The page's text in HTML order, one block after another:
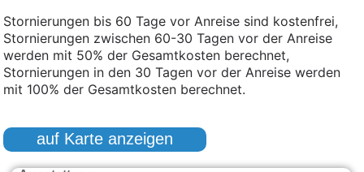
Stornierungen bis 60 Tage vor Anreise sind kostenfrei,
Stornierungen zwischen 60-30 Tagen vor der Anreise
werden mit 50% der Gesamtkosten berechnet,
Stornierungen in den 30 Tagen vor der Anreise werden
mit 100% der Gesamtkosten berechnet.
auf Karte anzeigen